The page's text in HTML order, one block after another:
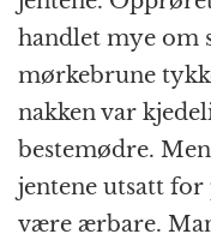
handlet mye om
mørkebrune
nakken var
bestemødre.
jentene utsatt for
være ærbare.